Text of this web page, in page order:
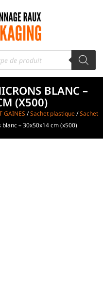
BLANC –
(X500)
GAINES /Sachet plastique/Sachet
– 30x50x14 cm (x500)